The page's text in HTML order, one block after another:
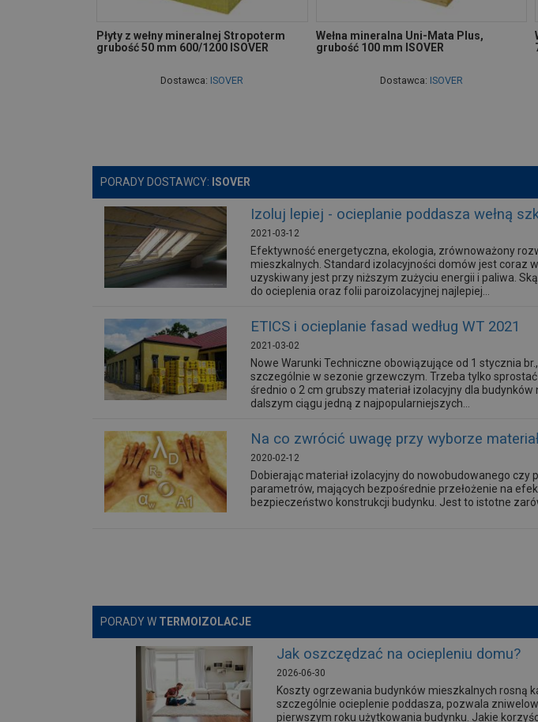
Płyty z wełny mineralnej Stropoterm
grubość 50 mm 600/1200 ISOVER
Dostawca: ISOVER
Wełna mineralna Uni-Mata Plus,
grubość 100 mm ISOVER
Dostawca: ISOVER
PORADY DOSTAWCY: ISOVER
Izoluj lepiej - ocieplanie poddasza wełną
2021-03-12
Efektywność energetyczna, ekologia, zrównoważony
mieszkalnych. Standard izolacyjności domów jest coraz
uzyskiwany jest przy niższym zużyciu energii i paliwa.
do ocieplenia oraz folii paroizolacyjnej najlepiej...
ETICS i ocieplanie fasad według WT 2021
2021-03-02
Nowe Warunki Techniczne obowiązujące od 1 stycznia
szczególnie w sezonie grzewczym. Trzeba tylko
średnio o 2 cm grubszy materiał izolacyjny dla
dalszym ciągu jedną z najpopularniejszych...
Na co zwrócić uwagę przy wyborze
2020-02-12
Dobierając materiał izolacyjny do nowobudowanego
parametrów, mających bezpośrednie przełożenie na
bezpieczeństwo konstrukcji budynku. Jest to istotne
PORADY W TERMOIZOLACJE
Jak oszczędzać na ociepleniu domu?
2026-06-30
Koszty ogrzewania budynków mieszkalnych rosną
szczególnie ocieplenie poddasza, pozwala
pierwszym roku użytkowania budynku. Jakie